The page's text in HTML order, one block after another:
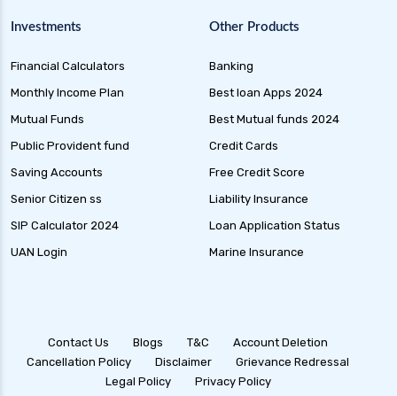
Investments
Financial Calculators
Monthly Income Plan
Mutual Funds
Public Provident fund
Saving Accounts
Senior Citizen ss
SIP Calculator 2024
UAN Login
Other Products
Banking
Best loan Apps 2024
Best Mutual funds 2024
Credit Cards
Free Credit Score
Liability Insurance
Loan Application Status
Marine Insurance
Contact Us Blogs T&C
Account Deletion
Cancellation Policy
Disclaimer
Grievance Redressal
Legal Policy
Privacy Policy